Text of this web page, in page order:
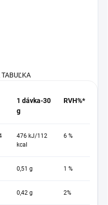
1 dávka-30
g
RVH%*
476 kJ/112
kcal
6 %
0,51 g 1 %
0,42 g 2%